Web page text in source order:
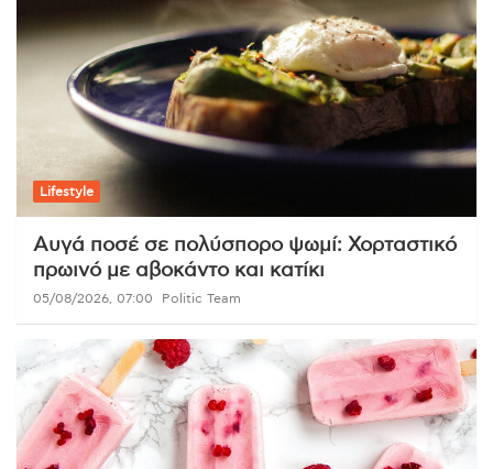
Lifestyle
Αυγά ποσέ σε πολύσπορο ψωμί: Χορταστικό
πρωινό με αβοκάντο και κατίκι
05/08/2026, 07:00 Politic Team